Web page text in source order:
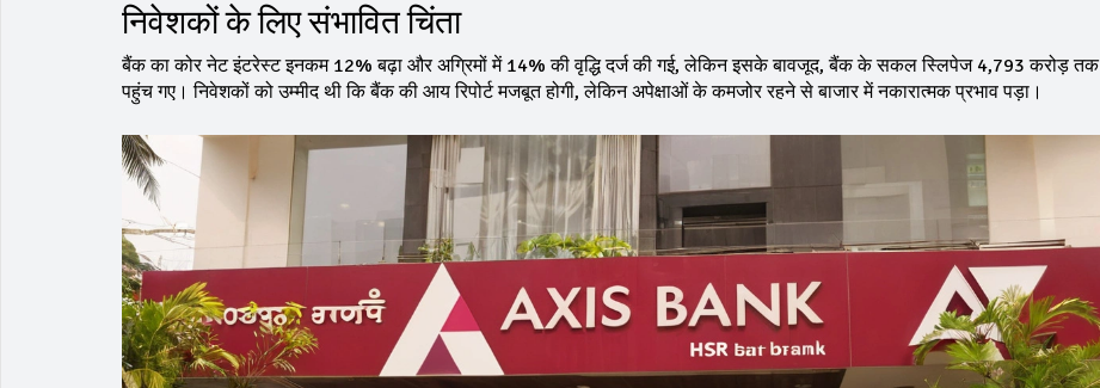
निवेशकों के लिए संभावित चिंता
बैंक का कोर नेट इंटरेस्ट इनकम 12% बढ़ा और अग्रिमों में 14% की वृद्धि दर्ज की गई, लेकिन इसके बावजूद, बैंक के सकल स्लिपेज ₹4,793 करोड़ तक
पहुंच गए। निवेशकों को उम्मीद थी कि बैंक की आय रिपोर्ट मजबूत होगी, लेकिन अपेक्षाओं के कमजोर रहने से बाजार में नकारात्मक प्रभाव पड़ा।